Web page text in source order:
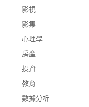
影視
影集
心理學
房產
投資
教育
數據分析